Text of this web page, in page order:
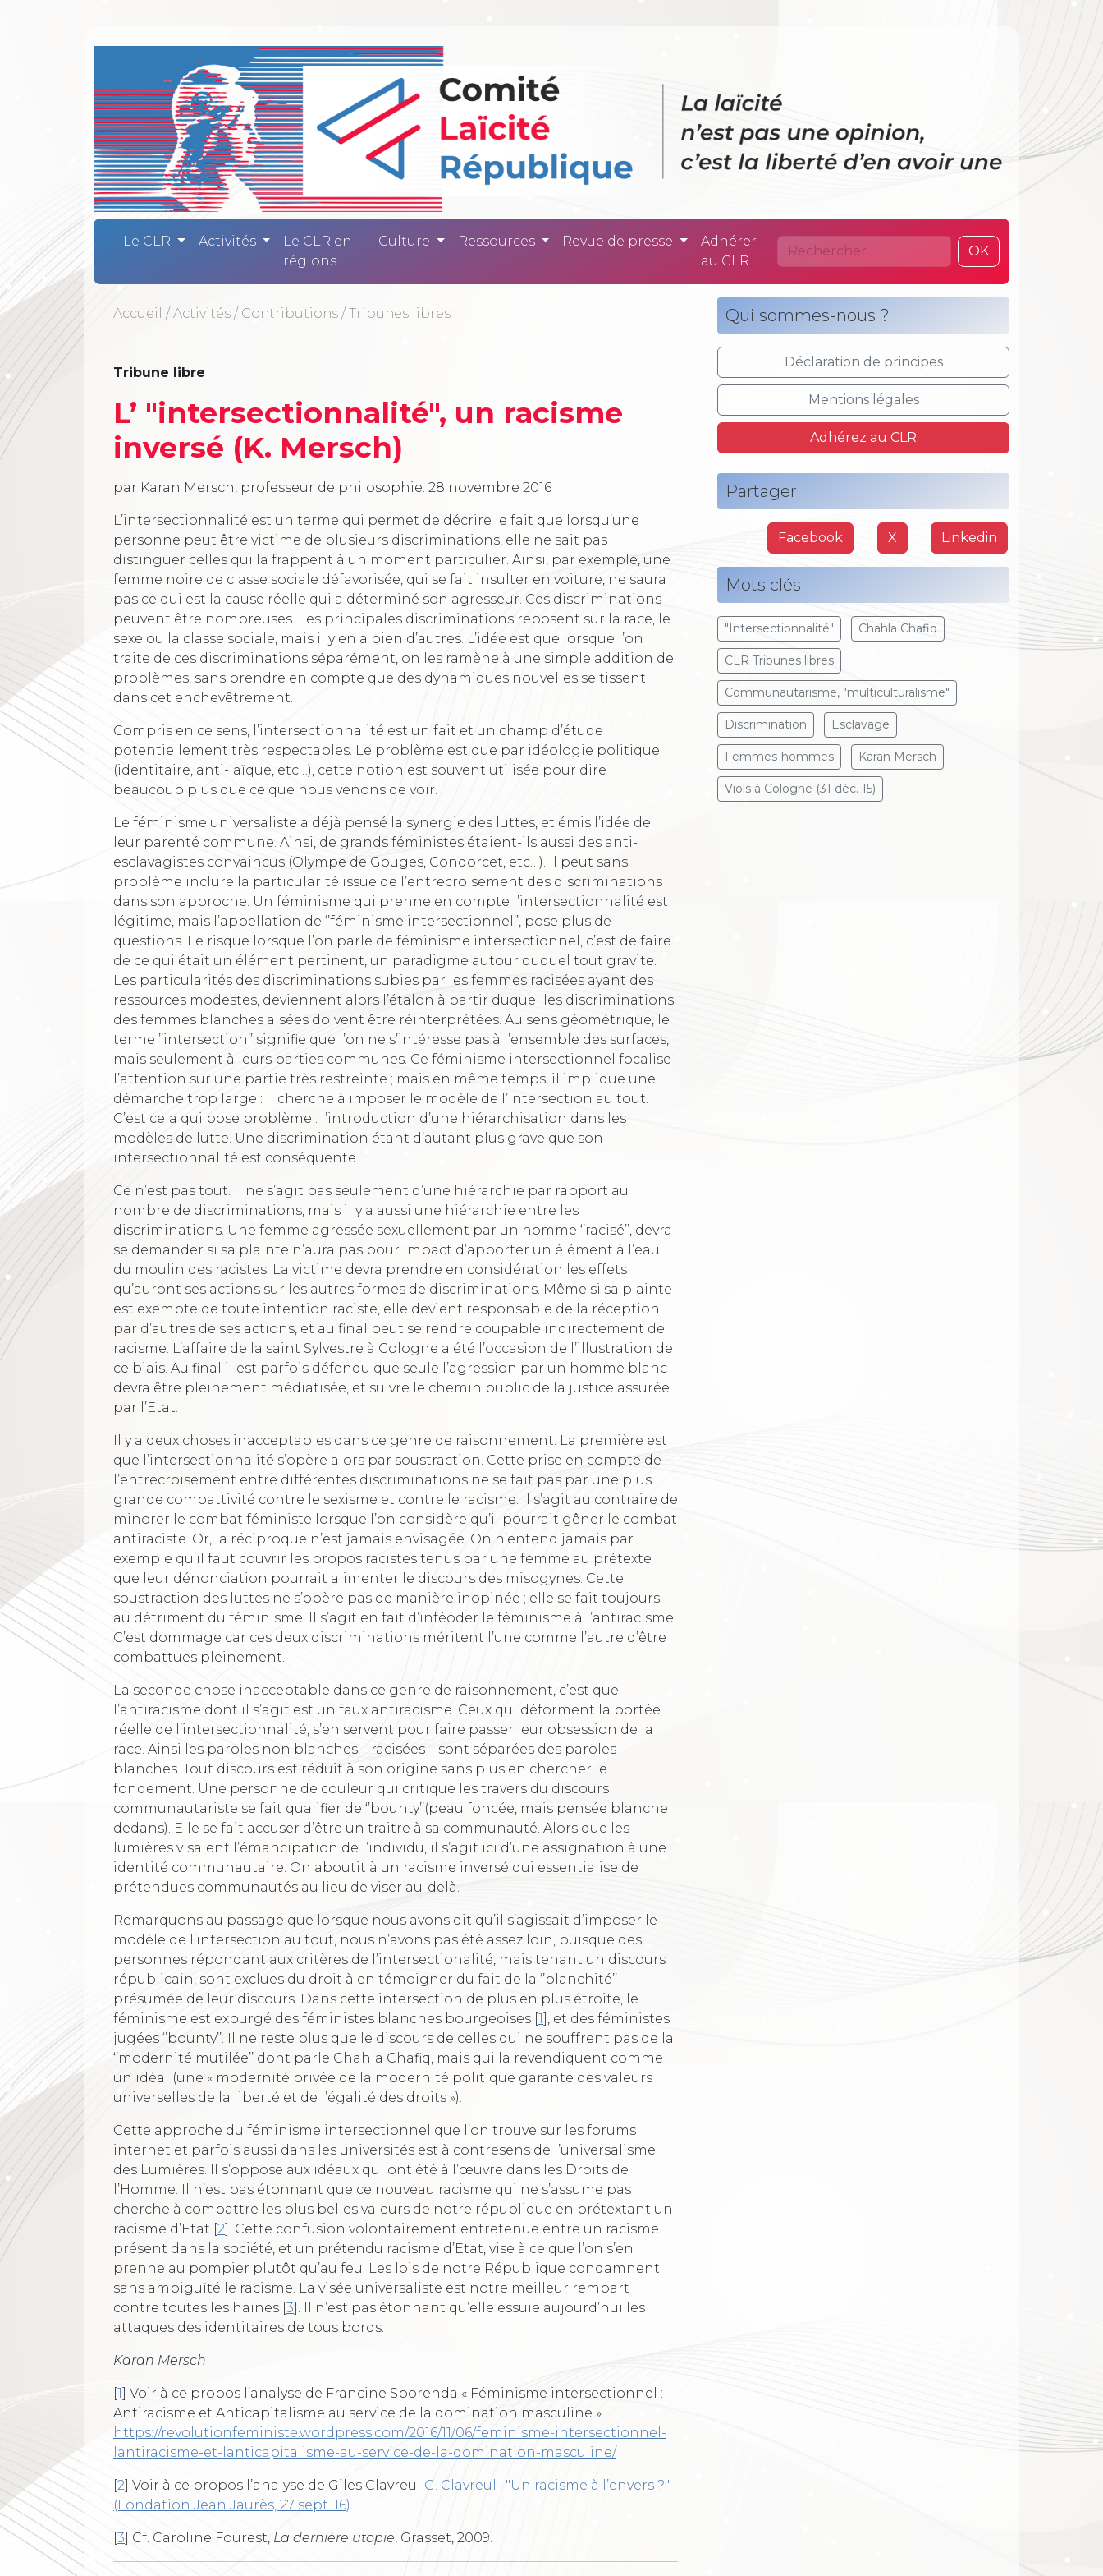
Comité Laïcité République - La laïcité
Le CLR Activités
Le CLR en
régions
Culture Ressources Revue de presse
Adhérer
au CLR
OK
Accueil / Activités / Contributions / Tribunes libres
Tribune libre
L’ "intersectionnalité", un racisme
inversé (K. Mersch)
par Karan Mersch, professeur de philosophie. 28 novembre 2016
L’intersectionnalité est un terme qui permet de décrire le fait que lorsqu’une
personne peut être victime de plusieurs discriminations, elle ne sait pas
distinguer celles qui la frappent à un moment particulier. Ainsi, par exemple, une
femme noire de classe sociale défavorisée, qui se fait insulter en voiture, ne saura
pas ce qui est la cause réelle qui a déterminé son agresseur. Ces discriminations
peuvent être nombreuses. Les principales discriminations reposent sur la race, le
sexe ou la classe sociale, mais il y en a bien d’autres. L’idée est que lorsque l’on
traite de ces discriminations séparément, on les ramène à une simple addition de
problèmes, sans prendre en compte que des dynamiques nouvelles se tissent
dans cet enchevêtrement.
Compris en ce sens, l’intersectionnalité est un fait et un champ d’étude
potentiellement très respectables. Le problème est que par idéologie politique
(identitaire, anti-laïque, etc…), cette notion est souvent utilisée pour dire
beaucoup plus que ce que nous venons de voir.
Le féminisme universaliste a déjà pensé la synergie des luttes, et émis l’idée de
leur parenté commune. Ainsi, de grands féministes étaient-ils aussi des anti-
esclavagistes convaincus (Olympe de Gouges, Condorcet, etc…). Il peut sans
problème inclure la particularité issue de l’entrecroisement des discriminations
dans son approche. Un féminisme qui prenne en compte l’intersectionnalité est
légitime, mais l’appellation de ‘’féminisme intersectionnel’’, pose plus de
questions. Le risque lorsque l’on parle de féminisme intersectionnel, c’est de faire
de ce qui était un élément pertinent, un paradigme autour duquel tout gravite.
Les particularités des discriminations subies par les femmes racisées ayant des
ressources modestes, deviennent alors l’étalon à partir duquel les discriminations
des femmes blanches aisées doivent être réinterprétées. Au sens géométrique, le
terme ’’intersection’’ signifie que l’on ne s’intéresse pas à l’ensemble des surfaces,
mais seulement à leurs parties communes. Ce féminisme intersectionnel focalise
l’attention sur une partie très restreinte ; mais en même temps, il implique une
démarche trop large : il cherche à imposer le modèle de l’intersection au tout.
C’est cela qui pose problème : l’introduction d’une hiérarchisation dans les
modèles de lutte. Une discrimination étant d’autant plus grave que son
intersectionnalité est conséquente.
Ce n’est pas tout. Il ne s’agit pas seulement d’une hiérarchie par rapport au
nombre de discriminations, mais il y a aussi une hiérarchie entre les
discriminations. Une femme agressée sexuellement par un homme ‘’racisé’’, devra
se demander si sa plainte n’aura pas pour impact d’apporter un élément à l’eau
du moulin des racistes. La victime devra prendre en considération les effets
qu’auront ses actions sur les autres formes de discriminations. Même si sa plainte
est exempte de toute intention raciste, elle devient responsable de la réception
par d’autres de ses actions, et au final peut se rendre coupable indirectement de
racisme. L’affaire de la saint Sylvestre à Cologne a été l’occasion de l’illustration de
ce biais. Au final il est parfois défendu que seule l’agression par un homme blanc
devra être pleinement médiatisée, et suivre le chemin public de la justice assurée
par l’Etat.
Il y a deux choses inacceptables dans ce genre de raisonnement. La première est
que l’intersectionnalité s’opère alors par soustraction. Cette prise en compte de
l’entrecroisement entre différentes discriminations ne se fait pas par une plus
grande combattivité contre le sexisme et contre le racisme. Il s’agit au contraire de
minorer le combat féministe lorsque l’on considère qu’il pourrait gêner le combat
antiraciste. Or, la réciproque n’est jamais envisagée. On n’entend jamais par
exemple qu’il faut couvrir les propos racistes tenus par une femme au prétexte
que leur dénonciation pourrait alimenter le discours des misogynes. Cette
soustraction des luttes ne s’opère pas de manière inopinée ; elle se fait toujours
au détriment du féminisme. Il s’agit en fait d’inféoder le féminisme à l’antiracisme.
C’est dommage car ces deux discriminations méritent l’une comme l’autre d’être
combattues pleinement.
La seconde chose inacceptable dans ce genre de raisonnement, c’est que
l’antiracisme dont il s’agit est un faux antiracisme. Ceux qui déforment la portée
réelle de l’intersectionnalité, s’en servent pour faire passer leur obsession de la
race. Ainsi les paroles non blanches – racisées – sont séparées des paroles
blanches. Tout discours est réduit à son origine sans plus en chercher le
fondement. Une personne de couleur qui critique les travers du discours
communautariste se fait qualifier de ‘’bounty’’(peau foncée, mais pensée blanche
dedans). Elle se fait accuser d’être un traitre à sa communauté. Alors que les
lumières visaient l’émancipation de l’individu, il s’agit ici d’une assignation à une
identité communautaire. On aboutit à un racisme inversé qui essentialise de
prétendues communautés au lieu de viser au-delà.
Remarquons au passage que lorsque nous avons dit qu’il s’agissait d’imposer le
modèle de l’intersection au tout, nous n’avons pas été assez loin, puisque des
personnes répondant aux critères de l’intersectionalité, mais tenant un discours
républicain, sont exclues du droit à en témoigner du fait de la ‘’blanchité’’
présumée de leur discours. Dans cette intersection de plus en plus étroite, le
féminisme est expurgé des féministes blanches bourgeoises [1] , et des féministes
jugées ‘’bounty’’. Il ne reste plus que le discours de celles qui ne souffrent pas de la
‘’modernité mutilée’’ dont parle Chahla Chafiq, mais qui la revendiquent comme
un idéal (une « modernité privée de la modernité politique garante des valeurs
universelles de la liberté et de l’égalité des droits »).
Cette approche du féminisme intersectionnel que l’on trouve sur les forums
internet et parfois aussi dans les universités est à contresens de l’universalisme
des Lumières. Il s’oppose aux idéaux qui ont été à l’œuvre dans les Droits de
l’Homme. Il n’est pas étonnant que ce nouveau racisme qui ne s’assume pas
cherche à combattre les plus belles valeurs de notre république en prétextant un
racisme d’Etat [2] . Cette confusion volontairement entretenue entre un racisme
présent dans la société, et un prétendu racisme d’Etat, vise à ce que l’on s’en
prenne au pompier plutôt qu’au feu. Les lois de notre République condamnent
sans ambiguïté le racisme. La visée universaliste est notre meilleur rempart
contre toutes les haines [3] . Il n’est pas étonnant qu’elle essuie aujourd’hui les
attaques des identitaires de tous bords.
Karan Mersch
[1] Voir à ce propos l’analyse de Francine Sporenda « Féminisme intersectionnel :
Antiracisme et Anticapitalisme au service de la domination masculine ».
https://revolutionfeministe.wordpress.com/2016/11/06/feminisme-intersectionnel-
lantiracisme-et-lanticapitalisme-au-service-de-la-domination-masculine/
[2] Voir à ce propos l’analyse de Giles Clavreul G. Clavreul : "Un racisme à l’envers ?"
(Fondation Jean Jaurès, 27 sept. 16).
[3] Cf. Caroline Fourest, La dernière utopie, Grasset, 2009.
Qui sommes-nous ?
Déclaration de principes
Mentions légales
Adhérez au CLR
Partager
Facebook X Linkedin
Mots clés
"Intersectionnalité" Chahla Chafiq
CLR Tribunes libres
Communautarisme, "multiculturalisme"
Discrimination Esclavage
Femmes-hommes Karan Mersch
Viols à Cologne (31 déc. 15)